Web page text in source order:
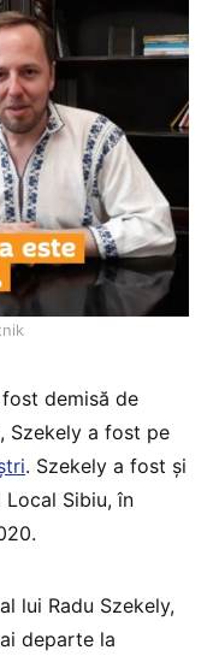
demisă de
Szekely a fost pe
. Szekely a fost și
Sibiu, în
lui Radu Szekely,
departe la